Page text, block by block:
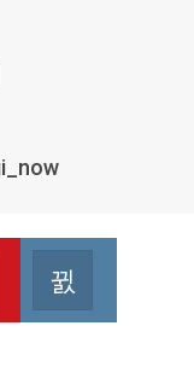
Youtube
Join us on Youtube